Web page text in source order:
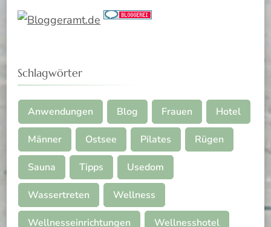
Schlagwörter
Anwendungen Blog Frauen Hotel
Männer Ostsee Pilates Rügen
Sauna Tipps Usedom
Wassertreten Wellness
Wellnesseinrichtungen Wellnesshotel